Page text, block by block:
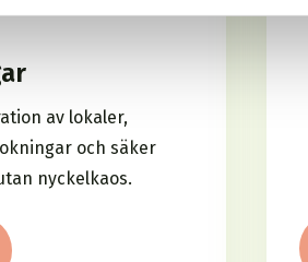
av lokaler,
och säker
nyckelkaos.